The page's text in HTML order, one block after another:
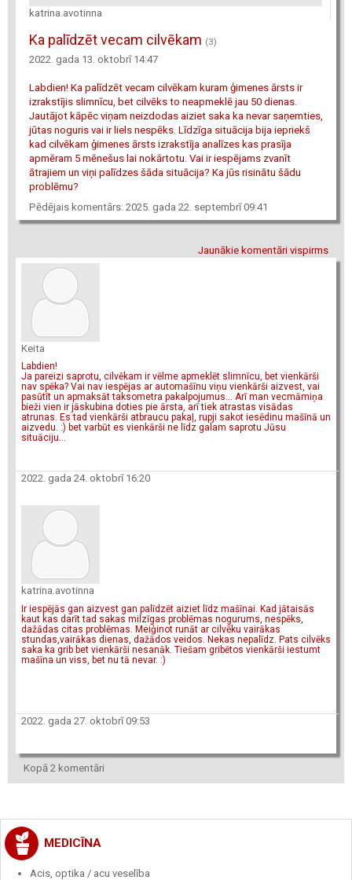
katrina.avotinna
Ka palīdzēt vecam cilvēkam (3)
2022. gada 13. oktobrī 14:47
Labdien! Ka palīdzēt vecam cilvēkam kuram ģimenes ārsts ir
izrakstījis slimnīcu, bet cilvēks to neapmeklē jau 50 dienas.
Jautājot kāpēc viņam neizdodas aiziet saka ka nevar saņemties,
jūtas noguris vai ir liels nespēks. Līdzīga situācija bija iepriekš
kad cilvēkam ģimenes ārsts izrakstīja analīzes kas prasīja
apmēram 5 mēnešus lai nokārtotu. Vai ir iespējams zvanīt
ātrajiem un viņi palīdzes šāda situācija? Ka jūs risinātu šādu
problēmu?
Pēdējais komentārs: 2025. gada 22. septembrī 09:41
Jaunākie komentāri vispirms
Keita
Labdien!
Ja pareizi saprotu, cilvēkam ir vēlme apmeklēt slimnīcu, bet vienkārši
nav spēka? Vai nav iespējas ar automašīnu viņu vienkārši aizvest, vai
pasūtīt un apmaksāt taksometra pakalpojumus... Arī man vecmāmiņa
bieži vien ir jāskubina doties pie ārsta, arī tiek atrastas visādas
atrunas. Es tad vienkārši atbraucu pakaļ, rupji sakot iesēdinu mašīnā un
aizvedu. :) bet varbūt es vienkārši ne līdz galam saprotu Jūsu
situāciju...
2022. gada 24. oktobrī 16:20
katrina.avotinna
Ir iespējās gan aizvest gan palīdzēt aiziet līdz mašīnai. Kad jātaisās
kaut kas darīt tad sakas milzīgas problēmas nogurums, nespēks,
dažādas citas problēmas. Meiģinot runāt ar cilvēku vairākas
stundas,vairākas dienas, dažādos veidos. Nekas nepalīdz. Pats cilvēks
saka ka grib bet vienkārši nesanāk. Tiešam gribētos vienkārši iestumt
mašīna un viss, bet nu tā nevar. :)
2022. gada 27. oktobrī 09:53
Kopā 2 komentāri
MEDICĪNA
Acis, optika / acu veselība